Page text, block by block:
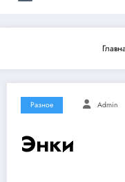
Разное Admin
Энки